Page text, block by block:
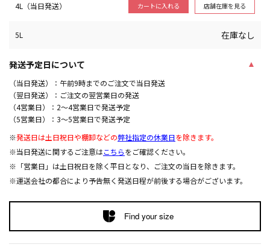
4L（当日発送） カートに入れる 店舗在庫を見る
5L 在庫なし
発送予定日について
（当日発送）：午前9時までのご注文で当日発送
（翌日発送）：ご注文の翌営業日の発送
（4営業日）：2～4営業日で発送予定
（5営業日）：3～5営業日で発送予定
※発送日は土日祝日や棚卸などの弊社指定の休業日を除きます。
※当日発送に関するご注意はこちらをご確認ください。
※「営業日」は土日祝日を除く平日となり、ご注文の当日を除きます。
※運送会社の都合により予告無く発送日程が前後する場合がございます。
Find your size